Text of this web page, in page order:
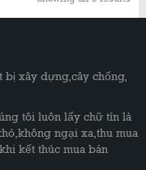
bị xây dựng,cây chống,
tôi luôn lấy chữ tín là
ngại xa,thu mua
kết thúc mua bán